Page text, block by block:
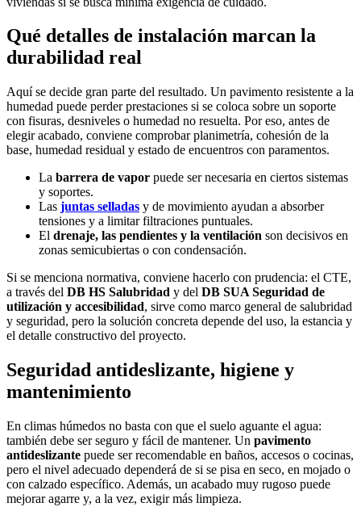
Qué detalles de instalación marcan la
durabilidad real
Aquí se decide gran parte del resultado. Un pavimento resistente a la
humedad puede perder prestaciones si se coloca sobre un soporte
con fisuras, desniveles o humedad no resuelta. Por eso, antes de
elegir acabado, conviene comprobar planimetría, cohesión de la
base, humedad residual y estado de encuentros con paramentos.
La barrera de vapor puede ser necesaria en ciertos sistemas
y soportes.
Las juntas selladas y de movimiento ayudan a absorber
tensiones y a limitar filtraciones puntuales.
El drenaje, las pendientes y la ventilación son decisivos en
zonas semicubiertas o con condensación.
Si se menciona normativa, conviene hacerlo con prudencia: el CTE,
a través del DB HS Salubridad y del DB SUA Seguridad de
utilización y accesibilidad, sirve como marco general de salubridad
y seguridad, pero la solución concreta depende del uso, la estancia y
el detalle constructivo del proyecto.
Seguridad antideslizante, higiene y
mantenimiento
En climas húmedos no basta con que el suelo aguante el agua:
también debe ser seguro y fácil de mantener. Un pavimento
antideslizante puede ser recomendable en baños, accesos o cocinas,
pero el nivel adecuado dependerá de si se pisa en seco, en mojado o
con calzado específico. Además, un acabado muy rugoso puede
mejorar agarre y, a la vez, exigir más limpieza.